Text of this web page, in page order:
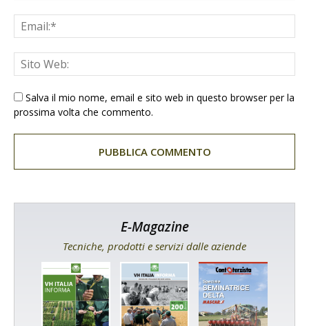
Salva il mio nome, email e sito web in questo browser per la
prossima volta che commento.
E-Magazine
Tecniche, prodotti e servizi dalle aziende